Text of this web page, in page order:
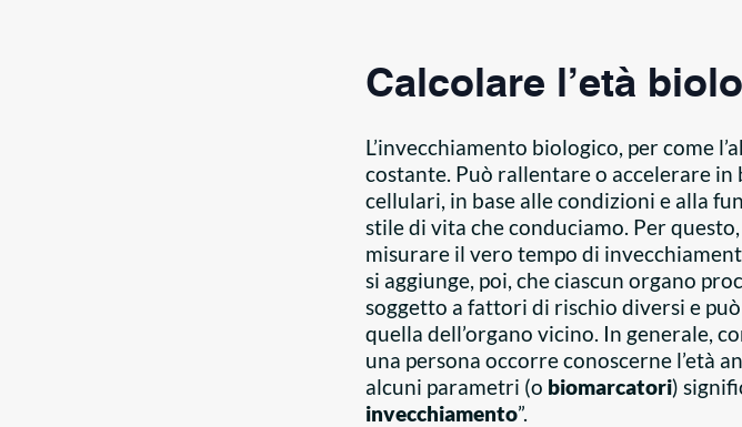
Calcolare l’età
L’invecchiamento biologico, per come
costante. Può rallentare o accelerare
cellulari, in base alle condizioni e alla
stile di vita che conduciamo. Per
misurare il vero tempo di
si aggiunge, poi, che ciascun organo
soggetto a fattori di rischio diversi e
quella dell’organo vicino. In generale,
una persona occorre conoscerne l’età
alcuni parametri (o biomarcatori)
invecchiamento”.